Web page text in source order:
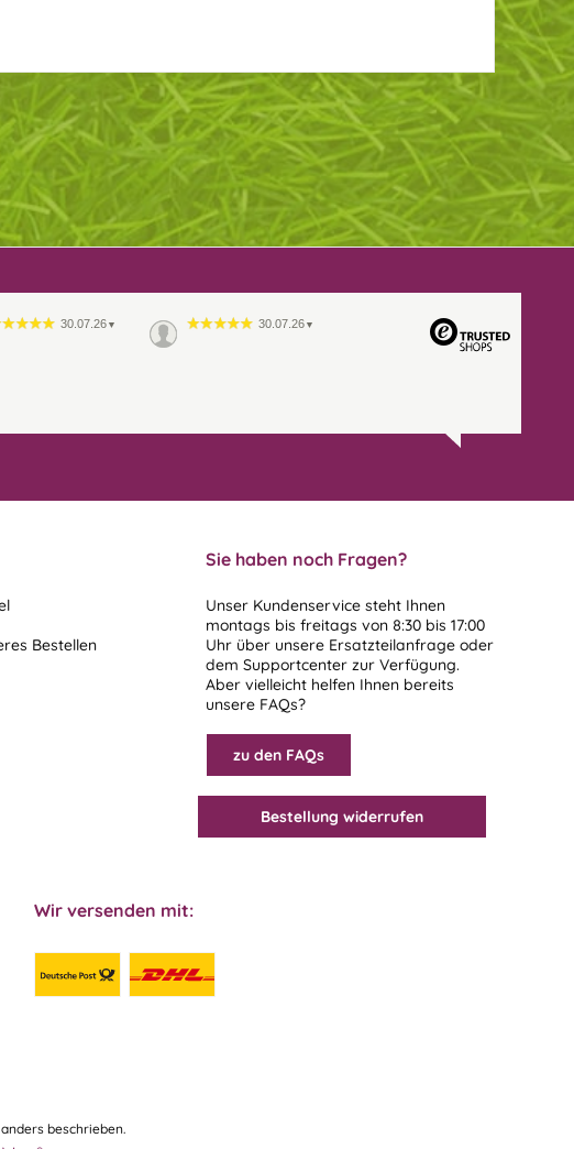
30.07.26 ▼ 30.07.26 ▼
Bestellen
Sie haben noch Fragen?
Unser Kundenservice steht Ihnen
montags bis freitags von 8:30 bis 17:00
Uhr über unsere Ersatzteilanfrage oder
dem Supportcenter zur Verfügung.
Aber vielleicht helfen Ihnen bereits
unsere FAQs?
zu den FAQs
Bestellung widerrufen
Wir versenden mit:
beschrieben.